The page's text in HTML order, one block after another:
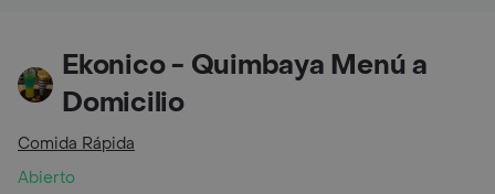
Ekonico - Quimbaya Menú a
Domicilio
Comida Rápida
Abierto